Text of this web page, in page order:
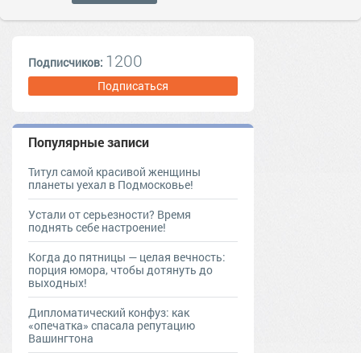
Подписчиков: 1200
Подписаться
Популярные записи
Титул самой красивой женщины
планеты уехал в Подмосковье!
Устали от серьезности? Время
поднять себе настроение!
Когда до пятницы — целая вечность:
порция юмора, чтобы дотянуть до
выходных!
Дипломатический конфуз: как
«опечатка» спасала репутацию
Вашингтона